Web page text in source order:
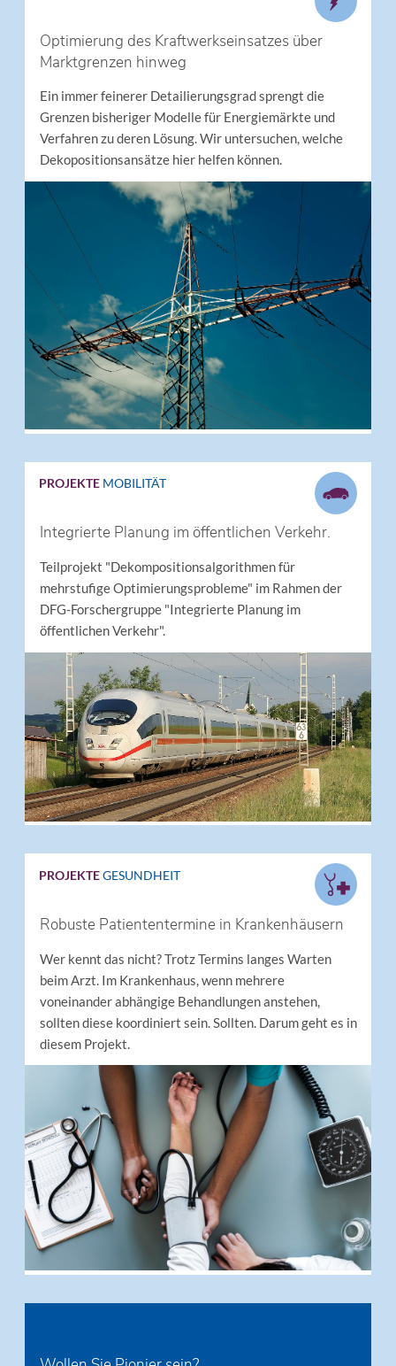
Optimierung des Kraftwerkseinsatzes über
Marktgrenzen hinweg
Ein immer feinerer Detailierungsgrad sprengt die
Grenzen bisheriger Modelle für Energiemärkte und
Verfahren zu deren Lösung. Wir untersuchen, welche
Dekopositionsansätze hier helfen können.
PROJEKTE MOBILITÄT
Integrierte Planung im öffentlichen Verkehr.
Teilprojekt "Dekompositionsalgorithmen für
mehrstufige Optimierungsprobleme" im Rahmen der
DFG-Forschergruppe "Integrierte Planung im
öffentlichen Verkehr".
PROJEKTEGESUNDHEIT
Robuste Patiententermine in Krankenhäusern
Wer kennt das nicht? Trotz Termins langes Warten
beim Arzt. Im Krankenhaus, wenn mehrere
voneinander abhängige Behandlungen anstehen,
sollten diese koordiniert sein. Sollten. Darum geht es in
diesem Projekt.